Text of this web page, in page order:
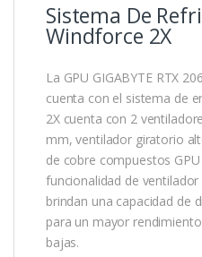
Sistema De
Windforce 2X
La GPU GIGABYTE RTX
cuenta con el sistema de
2X cuenta con 2
mm, ventilador giratorio
de cobre compuestos
funcionalidad de
brindan una capacidad de
para un mayor
bajas.